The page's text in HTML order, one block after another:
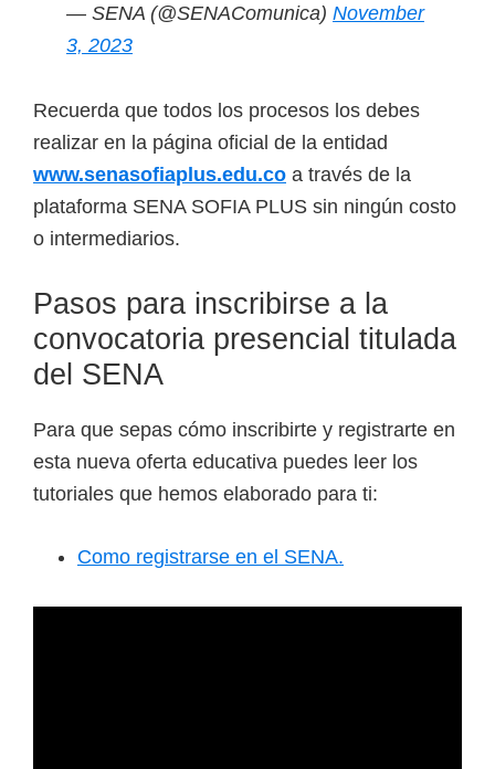
— SENA (@SENAComunica) November
3, 2023
Recuerda que todos los procesos los debes
realizar en la página oficial de la entidad
www.senasofiaplus.edu.co a través de la
plataforma SENA SOFIA PLUS sin ningún costo
o intermediarios.
Pasos para inscribirse a la
convocatoria presencial titulada
del SENA
Para que sepas cómo inscribirte y registrarte en
esta nueva oferta educativa puedes leer los
tutoriales que hemos elaborado para ti:
Como registrarse en el SENA.